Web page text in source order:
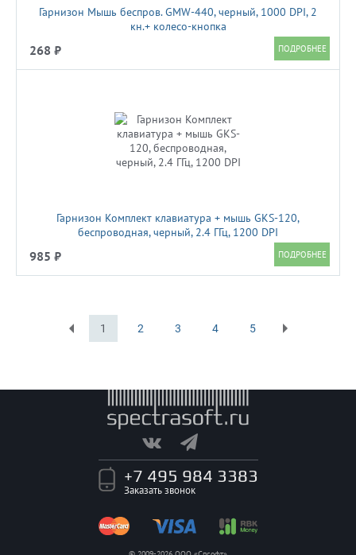
Гарнизон Мышь беспров. GMW-440, черный, 1000 DPI, 2
кн.+ колесо-кнопка
268 ₽
Гарнизон Комплект клавиатура + мышь GKS-120,
беспроводная, черный, 2.4 ГГц, 1200 DPI
985 ₽
1 2 3 4
5
+7 495 984 3383
Заказать звонок